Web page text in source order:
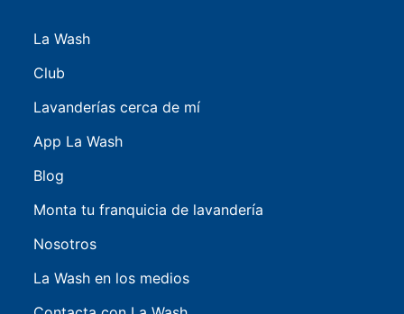
La Wash
Club
Lavanderías cerca de mí
App La Wash
Blog
Monta tu franquicia de lavandería
Nosotros
La Wash en los medios